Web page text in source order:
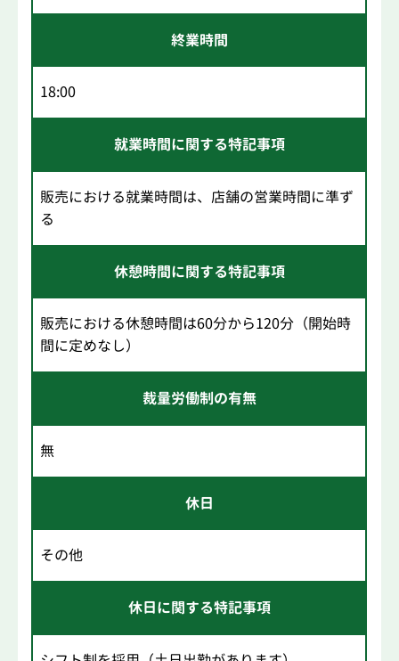
終業時間
18:00
就業時間に関する特記事項
販売における就業時間は、店舗の営業時間に準ず
る
休憩時間に関する特記事項
販売における休憩時間は60分から120分（開始時
間に定めなし）
裁量労働制の有無
無
休日
その他
休日に関する特記事項